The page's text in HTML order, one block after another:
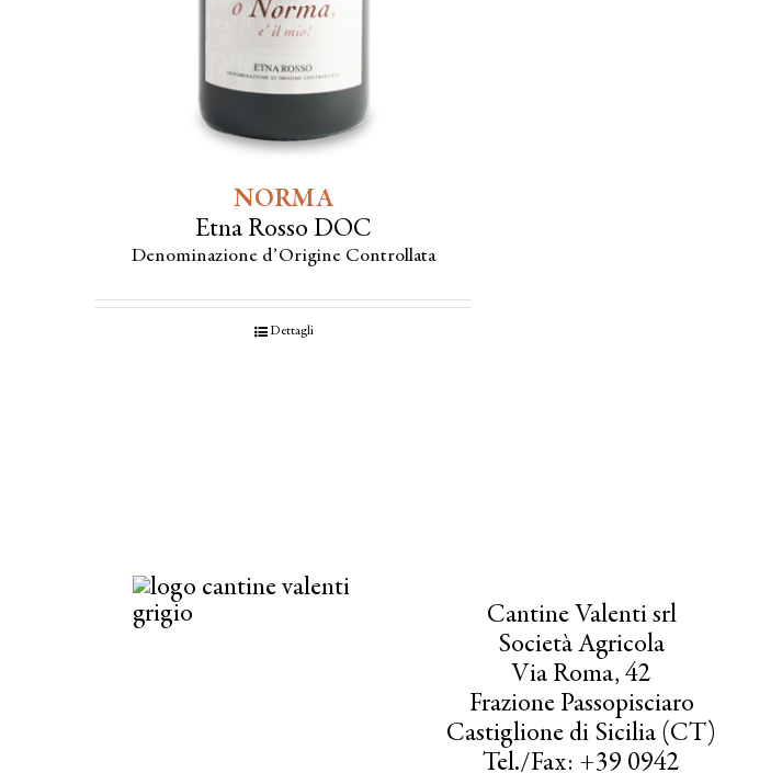
NORMA
Etna Rosso DOC
Denominazione d’Origine Controllata
Dettagli
Cantine Valenti srl
Società Agricola
Via Roma, 42
Frazione Passopisciaro
Castiglione di Sicilia (CT)
Tel./Fax: +39 0942